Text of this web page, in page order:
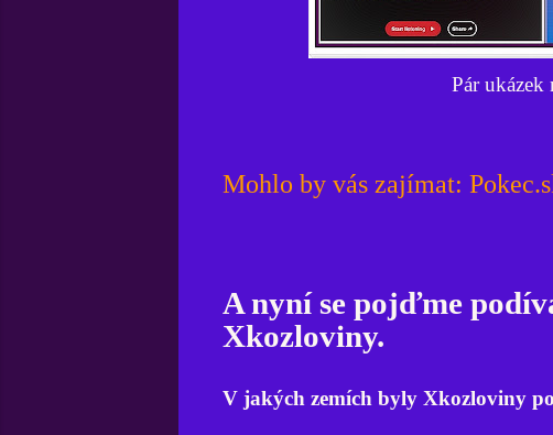
Pár
Mohlo by vás zajímat:
A nyní se pojďme
Xkozloviny.
V jakých zemích byly Xkozloviny